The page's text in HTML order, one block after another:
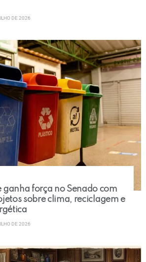
DE 2026
ganha força no Senado com
sobre clima, reciclagem e
DE 2026